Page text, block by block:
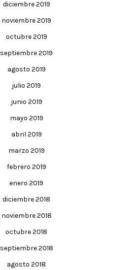
diciembre 2019
noviembre 2019
octubre 2019
septiembre 2019
agosto 2019
julio 2019
junio 2019
mayo 2019
abril 2019
marzo 2019
febrero 2019
enero 2019
diciembre 2018
noviembre 2018
octubre 2018
septiembre 2018
agosto 2018